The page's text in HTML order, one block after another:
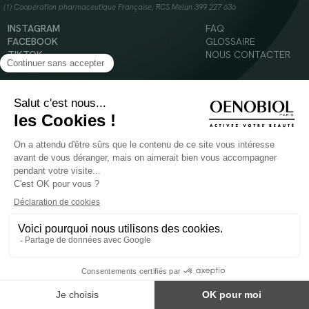
(1) Coopération pharmaceutique Française, RCS Melun 399 227 636
INSTAGRAM
FACEBOOK
TIKTOK
YOUTUBE
FAQ
GLOSSAIRE
NOUS CONTACTER
© 2024 Oenobiol Paris
Mentions légales
Politique en matière de cookies
POUR VOTRE SANTÉ, MANGEZ AU MOINS CINQ FRUITS ET LÉGUMES PAR JOUR -
Les complément alimentaires doivent être utilisés dans le cadre d'un mode de vie sain et
ne pas être utilisés comme substituts d'un régimes alimentaire varié et équilibré.